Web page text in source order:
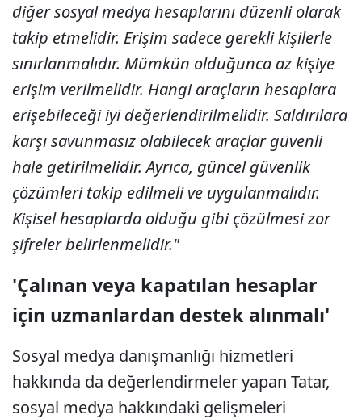
diğer sosyal medya hesaplarını düzenli olarak
takip etmelidir. Erişim sadece gerekli kişilerle
sınırlanmalıdır. Mümkün olduğunca az kişiye
erişim verilmelidir. Hangi araçların hesaplara
erişebileceği iyi değerlendirilmelidir. Saldırılara
karşı savunmasız olabilecek araçlar güvenli
hale getirilmelidir. Ayrıca, güncel güvenlik
çözümleri takip edilmeli ve uygulanmalıdır.
Kişisel hesaplarda olduğu gibi çözülmesi zor
şifreler belirlenmelidir."
'Çalınan veya kapatılan hesaplar
için uzmanlardan destek alınmalı'
Sosyal medya danışmanlığı hizmetleri
hakkında da değerlendirmeler yapan Tatar,
sosyal medya hakkındaki gelişmeleri